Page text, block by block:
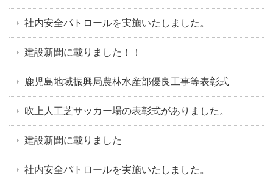
社内安全パトロールを実施いたしました。
建設新聞に載りました！！
鹿児島地域振興局農林水産部優良工事等表彰式
吹上人工芝サッカー場の表彰式がありました。
建設新聞に載りました
社内安全パトロールを実施いたしました。